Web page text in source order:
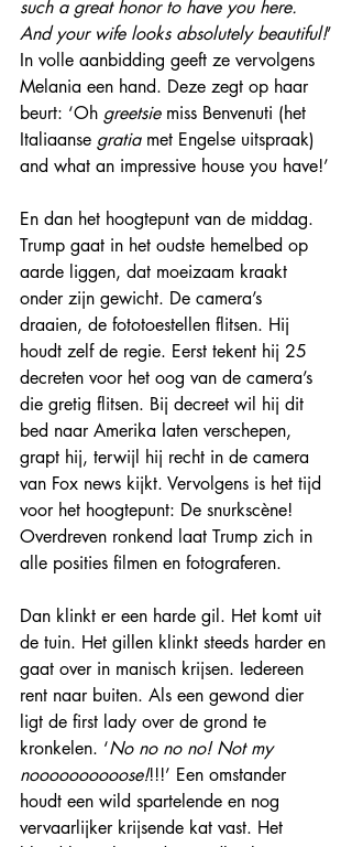
such a great honor to have you here.
And your wife looks absolutely beautiful!’
In volle aanbidding geeft ze vervolgens
Melania een hand. Deze zegt op haar
beurt: ‘Oh greetsie miss Benvenuti (het
Italiaanse gratia met Engelse uitspraak)
and what an impressive house you have!’
En dan het hoogtepunt van de middag.
Trump gaat in het oudste hemelbed op
aarde liggen, dat moeizaam kraakt
onder zijn gewicht. De camera’s
draaien, de fototoestellen flitsen. Hij
houdt zelf de regie. Eerst tekent hij 25
decreten voor het oog van de camera’s
die gretig flitsen. Bij decreet wil hij dit
bed naar Amerika laten verschepen,
grapt hij, terwijl hij recht in de camera
van Fox news kijkt. Vervolgens is het tijd
voor het hoogtepunt: De snurkscène!
Overdreven ronkend laat Trump zich in
alle posities filmen en fotograferen.
Dan klinkt er een harde gil. Het komt uit
de tuin. Het gillen klinkt steeds harder en
gaat over in manisch krijsen. Iedereen
rent naar buiten. Als een gewond dier
ligt de first lady over de grond te
kronkelen. ‘No no no no! Not my
noooooooooose!!!!’ Een omstander
houdt een wild spartelende en nog
vervaarlijker krijsende kat vast. Het